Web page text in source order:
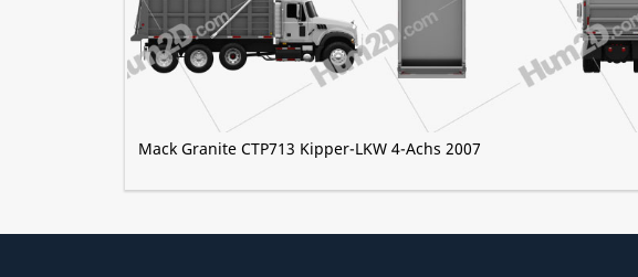
Mack Granite CTP713 Kipper-LKW 4-Achs 2007